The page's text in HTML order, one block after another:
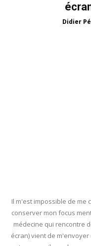
Didier
Il m'est impossible de me
conserver mon focus
médecine qui rencontre
écran) vient de